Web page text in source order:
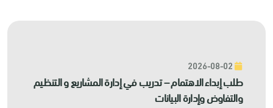
طلب إبداء الاهتمام – تدريب في إدارة المشاريع و التنظيم
والتفاوض وإدارة البيانات